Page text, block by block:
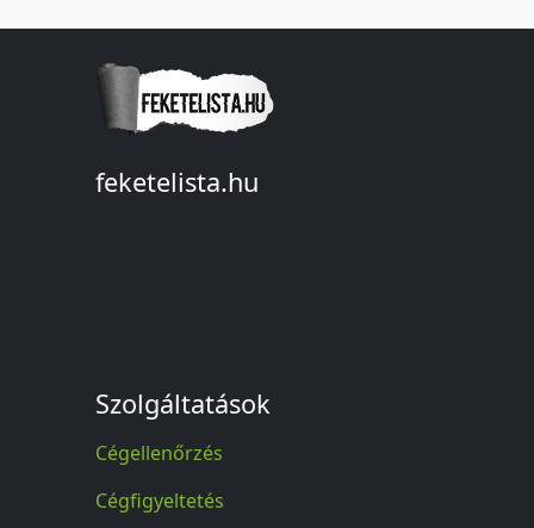
feketelista.hu
Szolgáltatások
Cégellenőrzés
Cégfigyeltetés